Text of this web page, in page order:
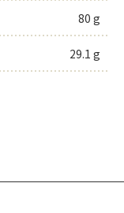
80 g
29.1 g